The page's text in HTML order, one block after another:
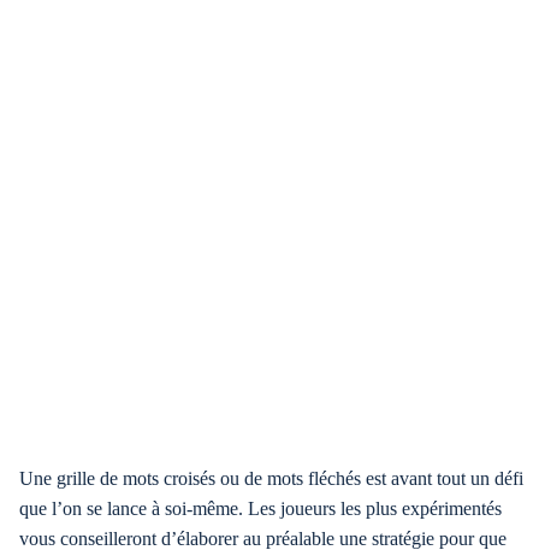
Une grille de mots croisés ou de mots fléchés est avant tout un défi
que l’on se lance à soi-même. Les joueurs les plus expérimentés
vous conseilleront d’élaborer au préalable une stratégie pour que